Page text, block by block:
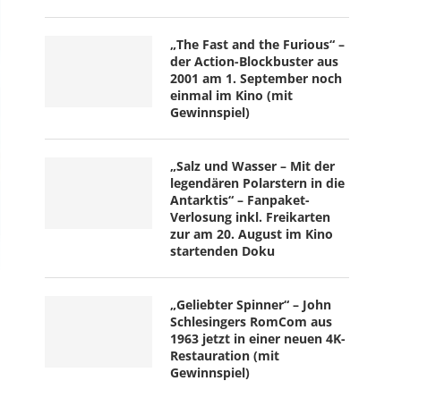
„The Fast and the Furious“ –
der Action-Blockbuster aus
2001 am 1. September noch
einmal im Kino (mit
Gewinnspiel)
„Salz und Wasser – Mit der
legendären Polarstern in die
Antarktis“ – Fanpaket-
Verlosung inkl. Freikarten
zur am 20. August im Kino
startenden Doku
„Geliebter Spinner“ – John
Schlesingers RomCom aus
1963 jetzt in einer neuen 4K-
Restauration (mit
Gewinnspiel)